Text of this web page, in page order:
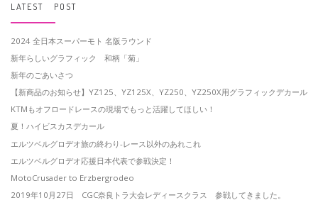
LATEST POST
2024 全日本スーパーモト 名阪ラウンド
新年らしいグラフィック 和柄「菊」
新年のごあいさつ
【新商品のお知らせ】YZ125、YZ125X、YZ250、YZ250X用グラフィックデカール
KTMもオフロードレースの現場でもっと活躍してほしい！
夏！ハイビスカスデカール
エルツベルグロデオ旅の終わり-レース以外のあれこれ
エルツベルグロデオ応援日本代表で参戦決定！
MotoCrusader to Erzbergrodeo
2019年10月27日 CGC奈良トラ大会レディースクラス 参戦してきました。